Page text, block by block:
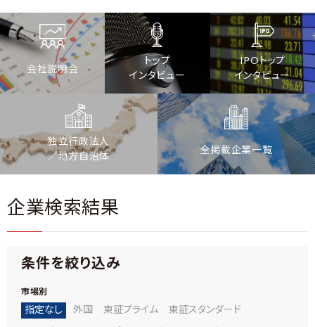
会社説明会
トップ
インタビュー
IPOトップ
インタビュー
独立行政法人
／地方自治体
全掲載企業一覧
企業検索結果
条件を絞り込み
市場別
指定なし 外国 東証プライム 東証スタンダード